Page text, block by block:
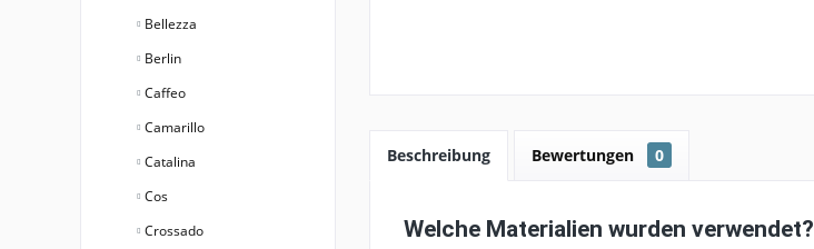
Bellezza
Berlin
Caffeo
Camarillo
Catalina
Cos
Crossado
Beschreibung Bewertungen 0
Welche Materialien wurden verwendet?